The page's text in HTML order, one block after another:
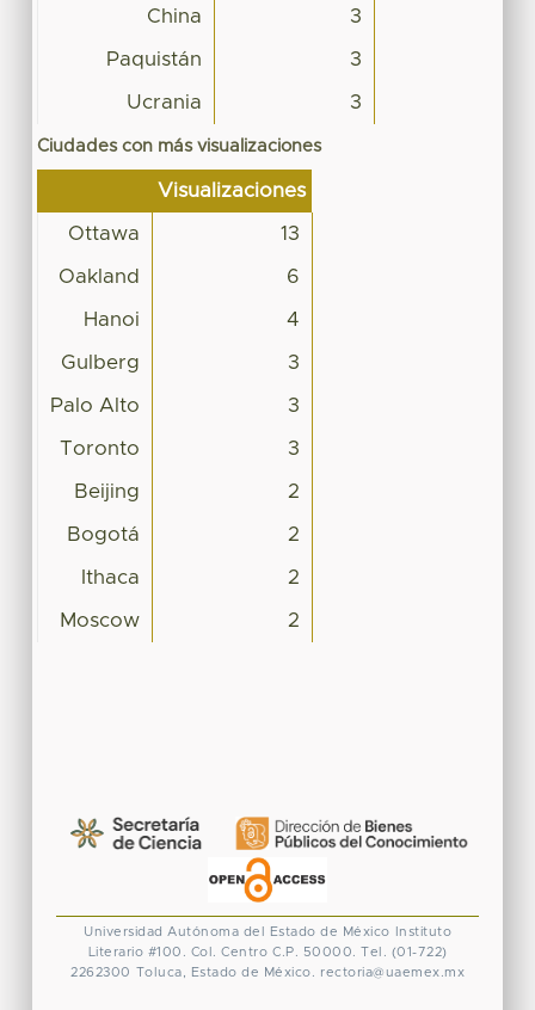
China 3
Paquistán 3
Ucrania 3
Ciudades con más visualizaciones
Visualizaciones
Ottawa 13
Oakland 6
Hanoi 4
Gulberg 3
Palo Alto 3
Toronto 3
Beijing 2
Bogotá 2
Ithaca 2
Moscow 2
Universidad Autónoma del Estado de México
Instituto
Literario #100. Col. Centro C.P. 50000. Tel. (01-722)
2262300 Toluca, Estado de México. rectoria@uaemex.mx